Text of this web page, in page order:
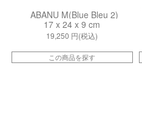
ABANU M(Blue Bleu 2)
17 x 24 x 9 cm
19,250 円(税込)
この商品を探す